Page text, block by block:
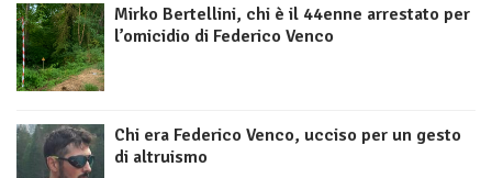
Mirko Bertellini, chi è il 44enne arrestato per
l’omicidio di Federico Venco
Chi era Federico Venco, ucciso per un gesto
di altruismo